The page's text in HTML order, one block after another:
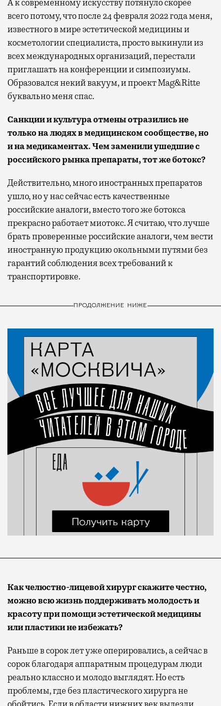
А к современному искусству потянуло скорее
всего потому, что после 24 февраля 2022 года меня,
известного в мире эстетической медицины и
косметологии специалиста, просто выкинули из
всех международных организаций, перестали
приглашать на конференции и симпозиумы.
Образовался некий вакуум, и проект Mag&Ritte
буквально меня спас.
Санкции и культура отмены отразились не
только на людях в медицинском сообществе, но
и на медикаментах. Чем заменили ушедшие с
российского рынка препараты, тот же ботокс?
Действительно, много иностранных препаратов
ушло, но у нас сейчас есть качественные
российские аналоги, вместо того же ботокса
прекрасно работает миотокс. Я считаю, что лучше
брать проверенные российские аналоги, чем вести
иностранную продукцию окольными путями без
гарантий соблюдения всех требований к
транспортировке.
ПРОДОЛЖЕНИЕ НИЖЕ
Как челюстно-лицевой хирург скажите честно,
можно всю жизнь поддерживать молодость и
красоту при помощи эстетической медицины
или пластики не избежать?
Раньше в сорок лет уже оперировались, а сейчас в
сорок благодаря аппаратным процедурам люди
реально классно и молодо выглядят. Но есть
проблемы, где без пластического хирурга не